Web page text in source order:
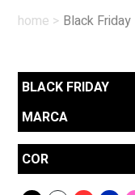
Black Friday
BLACK FRIDAY
MARCA
Adidas (2)
Converse (21)
COR